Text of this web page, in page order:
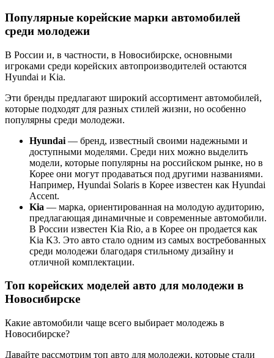
Популярные корейские марки автомобилей
среди молодежи
В России и, в частности, в Новосибирске, основными
игроками среди корейских автопроизводителей остаются
Hyundai и Kia.
Эти бренды предлагают широкий ассортимент автомобилей,
которые подходят для разных стилей жизни, но особенно
популярны среди молодежи.
Hyundai — бренд, известный своими надежными и
доступными моделями. Среди них можно выделить
модели, которые популярны на российском рынке, но в
Корее они могут продаваться под другими названиями.
Например, Hyundai Solaris в Корее известен как Hyundai
Accent.
Kia — марка, ориентированная на молодую аудиторию,
предлагающая динамичные и современные автомобили.
В России известен Kia Rio, а в Корее он продается как
Kia K3. Это авто стало одним из самых востребованных
среди молодежи благодаря стильному дизайну и
отличной комплектации.
Топ корейских моделей авто для молодежи в
Новосибирске
Какие автомобили чаще всего выбирает молодежь в
Новосибирске?
Давайте рассмотрим топ авто для молодежи, которые стали